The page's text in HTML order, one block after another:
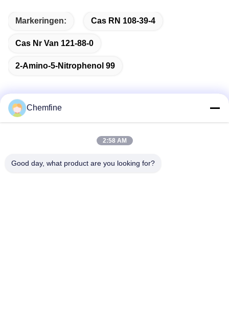
Markeringen: Cas RN 108-39-4
Cas Nr Van 121-88-0
2-Amino-5-Nitrophenol 99
Zaal 924, Road van No.813 Yinxiu, Wuxi-Stad, Jiangsu,
Chemfine
2:58 AM
Good day, what product are you looking for?